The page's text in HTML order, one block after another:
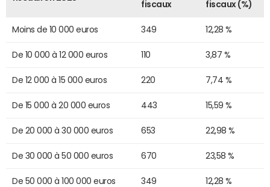
fiscaux
fiscaux (%)
Moins de 10 000 euros 349 12,28 %
De 10 000 à 12 000 euros 110 3,87 %
De 12 000 à 15 000 euros 220 7,74 %
De 15 000 à 20 000 euros 443 15,59 %
De 20 000 à 30 000 euros 653 22,98 %
De 30 000 à 50 000 euros 670 23,58 %
De 50 000 à 100 000 euros 349 12,28 %